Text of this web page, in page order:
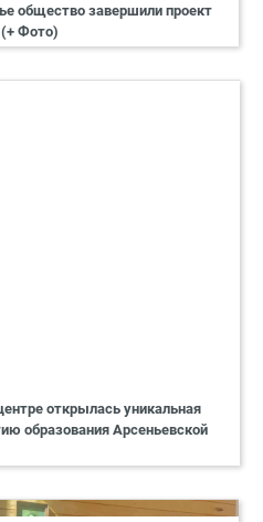
общество завершили проект
(+ Фото)
открылась уникальная
образования Арсеньевской